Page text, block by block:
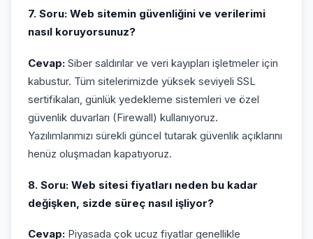
7. Soru: Web sitemin güvenliğini ve verilerimi
nasıl koruyorsunuz?
Cevap: Siber saldırılar ve veri kayıpları işletmeler için
kabustur. Tüm sitelerimizde yüksek seviyeli SSL
sertifikaları, günlük yedekleme sistemleri ve özel
güvenlik duvarları (Firewall) kullanıyoruz.
Yazılımlarımızı sürekli güncel tutarak güvenlik açıklarını
henüz oluşmadan kapatıyoruz.
8. Soru: Web sitesi fiyatları neden bu kadar
değişken, sizde süreç nasıl işliyor?
Cevap: Piyasada çok ucuz fiyatlar genellikle